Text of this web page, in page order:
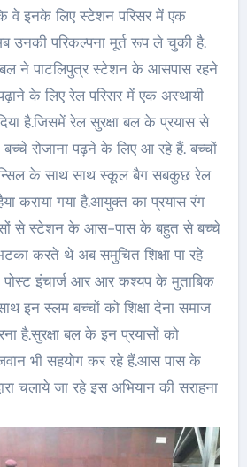
वे इनके लिए स्टेशन परिसर में एक
परिकल्पना मूर्त रूप ले चुकी है.
ने पाटलिपुत्र स्टेशन के आसपास रहने
के लिए रेल परिसर में एक अस्थायी
है.जिसमें रेल सुरक्षा बल के प्रयास से
रोजाना पढ़ने के लिए आ रहे हैं. बच्चों
के साथ साथ स्कूल बैग सबकुछ रेल
कराया गया है.आयुक्त का प्रयास रंग
से स्टेशन के आस-पास के बहुत से बच्चे
करते थे अब समुचित शिक्षा पा रहे
पोस्ट इंचार्ज आर आर कश्यप के मुताबिक
इन स्लम बच्चों को शिक्षा देना समाज
है.सुरक्षा बल के इन प्रयासों को
भी सहयोग कर रहे हैं.आस पास के
चलाये जा रहे इस अभियान की सराहना